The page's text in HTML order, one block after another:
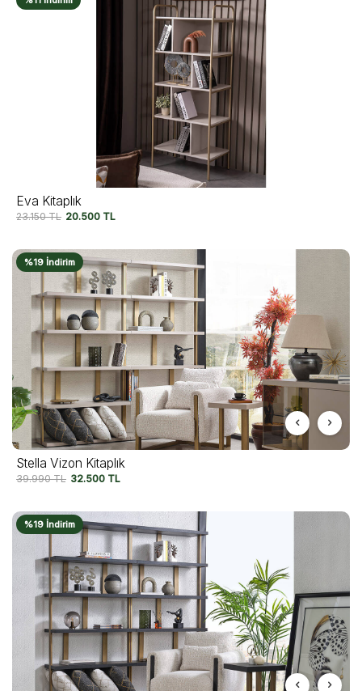
Eva Kitaplık
23.150TL 20.500 TL
%19 İndirim
Stella Vizon Kitaplık
39.990TL 32.500 TL
%19 İndirim